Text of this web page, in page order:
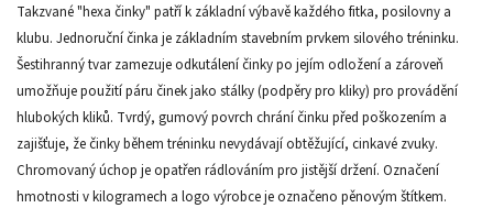
Takzvané "hexa činky" patří k základní výbavě každého fitka, posilovny a
klubu. Jednoruční činka je základním stavebním prvkem silového tréninku.
Šestihranný tvar zamezuje odkutálení činky po jejím odložení a zároveň
umožňuje použití páru činek jako stálky (podpěry pro kliky) pro provádění
hlubokých kliků. Tvrdý, gumový povrch chrání činku před poškozením a
zajišťuje, že činky během tréninku nevydávají obtěžující, cinkavé zvuky.
Chromovaný úchop je opatřen rádlováním pro jistější držení. Označení
hmotnosti v kilogramech a logo výrobce je označeno pěnovým štítkem.